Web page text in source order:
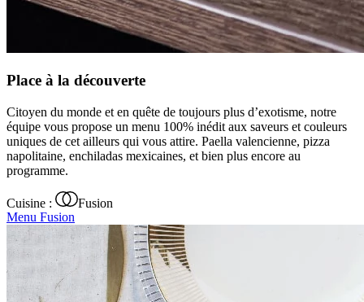
Place à la découverte
Citoyen du monde et en quête de toujours plus d’exotisme, notre
équipe vous propose un menu 100% inédit aux saveurs et couleurs
uniques de cet ailleurs qui vous attire. Paella valencienne, pizza
napolitaine, enchiladas mexicaines, et bien plus encore au
programme.
Cuisine :
Fusion
Menu Fusion